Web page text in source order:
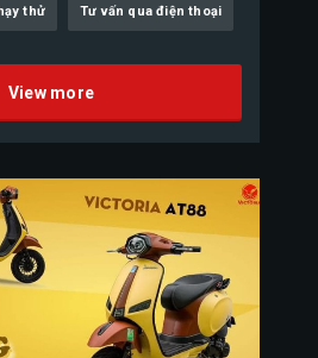
thử Tư vấn qua điện thoại
View more